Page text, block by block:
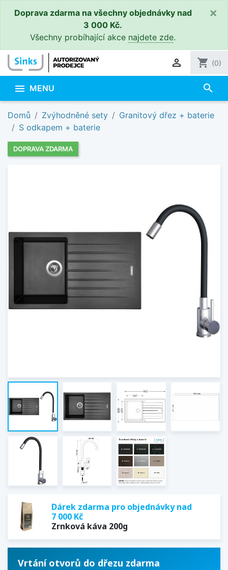
Doprava zdarma na všechny objednávky nad
3 000 Kč.
Všechny probíhající akce najdete zde.
×
 shopping_cart (0)
 MENU search
Domů Zvýhodněné sety
Granitový dřez + baterie
S odkapem + baterie
DOPRAVA ZDARMA
Dárek zdarma pro objednávky nad
7 000 Kč
Zrnková káva 200g
Vrtání otvorů do dřezu zdarma